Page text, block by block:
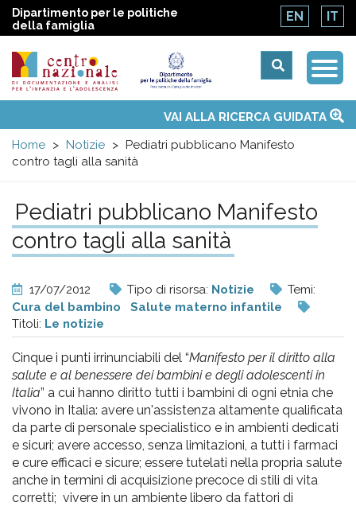
Dipartimento per le politiche
della famiglia
EN IT
Centro
nazionale
di
Documentazione
e
analisi
pr
l'infanzia
e
l'adolescenza
menu
Temi
Attività
Convenzione ONUVAI ALLA RICERCA GUIDATA
Home
Notizie
Pediatri pubblicano Manifesto
contro tagli alla sanità
Pediatri pubblicano Manifesto
contro tagli alla sanità
17/07/2012 Tipo di risorsa: Notizie
Temi:
Cura del bambino
Salute materno infantile
Titoli: Le notizie
Cinque i punti irrinunciabili del “Manifesto per il diritto alla
salute e al benessere dei bambini e degli adolescenti in
Italia” a cui hanno diritto tutti i bambini di ogni etnia che
vivono in Italia: avere un'assistenza altamente qualificata
da parte di personale specialistico e in ambienti dedicati
e sicuri; avere accesso, senza limitazioni, a tutti i farmaci
e cure efficaci e sicure; essere tutelati nella propria salute
anche in termini di acquisizione precoce di stili di vita
corretti; vivere in un ambiente libero da fattori di